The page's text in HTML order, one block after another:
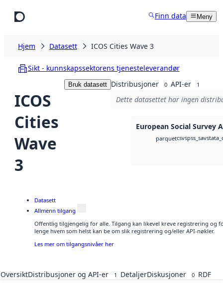
Finn data Meny
Hjem Datasett ICOS Cities Wave 3
Sikt - kunnskapssektorens tjenesteleverandør
ICOS
Cities
Wave
3
Bruk datasett Distribusjoner 0 API-er 1
Dette datasettet har ingen
European Social Survey
parquetcsvspss_sav
Datasett
Allmenn tilgang
Offentlig tilgjengelig for alle. Tilgang kan likevel kreve registrering og
lenge hvem som helst kan be om slik registrering og/eller API-nøkler.
Les mer om tilgangsnivåer her
OversiktDistribusjoner og API-er 1 DetaljerDiskusjoner 0 RDF